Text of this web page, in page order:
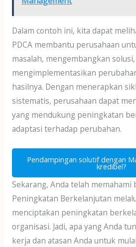
Dalam contoh ini, kita dapat
PDCA membantu perusahaan
masalah, mengembangkan solusi,
mengimplementasikan
hasilnya. Dengan menerapkan
sistematis, perusahaan dapat
yang mendukung peningkatan
adaptasi terhadap perubahan.
Pendampingan solutif dengan
kredibel?
Sekarang, Anda telah
Peningkatan Berkelanjutan
menciptakan peningkatan
organisasi. Jadi, apa yang Anda
kerja dan atasan Anda untuk